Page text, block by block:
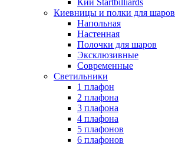
Кии Startbilliards
Киевницы и полки для шаров
Напольная
Настенная
Полочки для шаров
Эксклюзивные
Современные
Светильники
1 плафон
2 плафона
3 плафона
4 плафона
5 плафонов
6 плафонов